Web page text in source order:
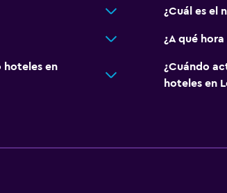
¿Cuál es el
¿A qué
hoteles en
¿Cuándo
hoteles en